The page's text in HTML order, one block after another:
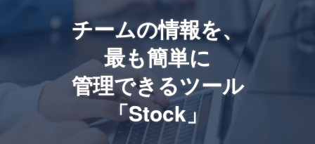
チームの情報を、
最も簡単に
管理できるツール
「Stock」